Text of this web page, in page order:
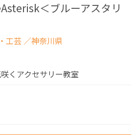
＜ブルーアスタリ
工芸 ／神奈川県
くアクセサリー教室